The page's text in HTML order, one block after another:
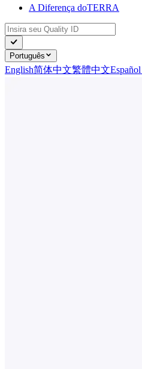
A Diferença doTERRA
Português
English简体中文繁體中文Español